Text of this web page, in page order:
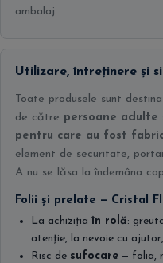
ambalaj.
Utilizare, întreținere și
Toate produsele sunt
de către persoane adulte
pentru care au fost
element de securitate,
A nu se lăsa la îndemâna
Folii și prelate — Cristal
La achiziția în rolă:
atenție, la nevoie cu
Risc de sufocare — folia,